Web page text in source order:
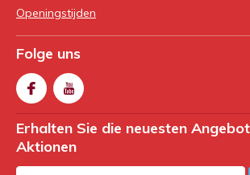
Openingstijden
Folge uns
Erhalten Sie die neuesten
Aktionen